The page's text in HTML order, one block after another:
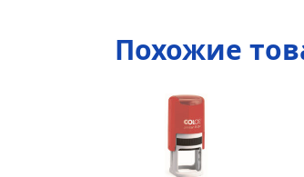
Похожие